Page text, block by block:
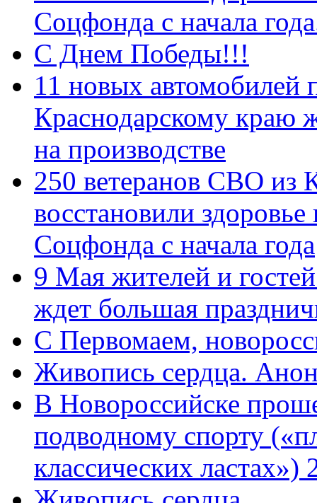
Соцфонда с начала
С Днем Победы!!!
11 новых автомобилей
Краснодарскому краю
на производстве
250 ветеранов СВО из
восстановили
Соцфонда с начала года
9 Мая жителей и
ждет большая
C Первомаем,
Живопись сердца.
В Новороссийске
подводному спорту
классических